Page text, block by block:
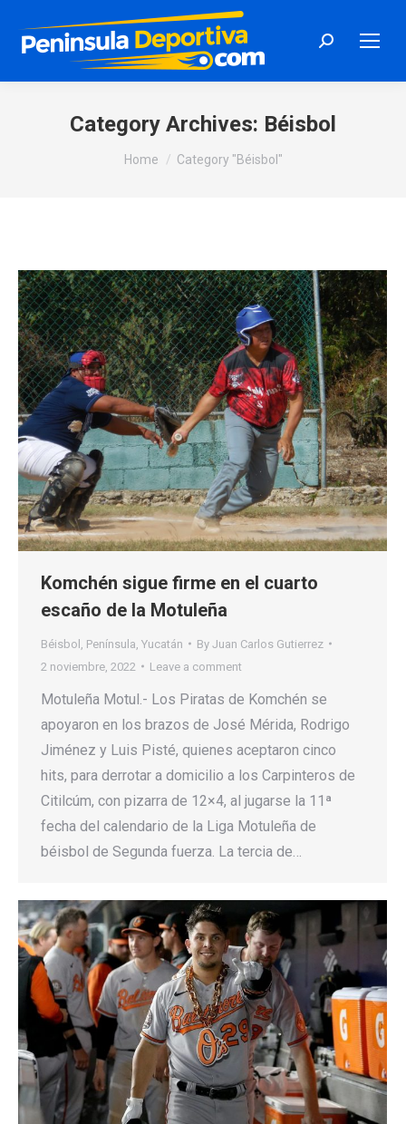
Search:
Category Archives: Béisbol
You are here:
Home Category "Béisbol"
Komchén sigue firme en el cuarto
escaño de la Motuleña
Béisbol Península Yucatán By Juan Carlos Gutierrez
2 noviembre, 2022
Leave a comment
Motuleña Motul.- Los Piratas de Komchén se
apoyaron en los brazos de José Mérida, Rodrigo
Jiménez y Luis Pisté, quienes aceptaron cinco
hits, para derrotar a domicilio a los Carpinteros de
Citilcúm, con pizarra de 12×4, al jugarse la 11ª
fecha del calendario de la Liga Motuleña de
béisbol de Segunda fuerza. La tercia de…